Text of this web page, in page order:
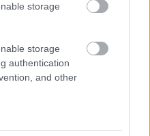
storage
storage
authentication
and other